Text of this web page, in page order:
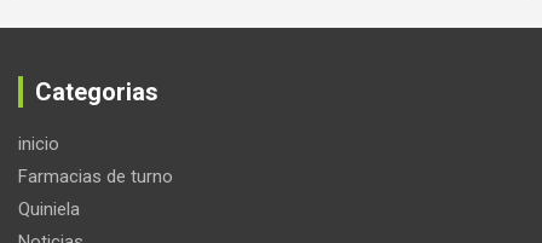
Categorias
inicio
Farmacias de turno
Quiniela